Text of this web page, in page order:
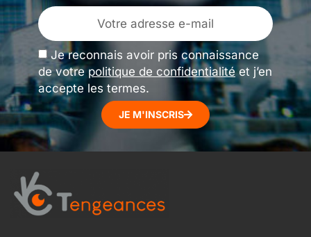
Je reconnais avoir pris connaissance
de votrepolitique de confidentialitéet j’en
accepte les termes.
JE M'INSCRIS